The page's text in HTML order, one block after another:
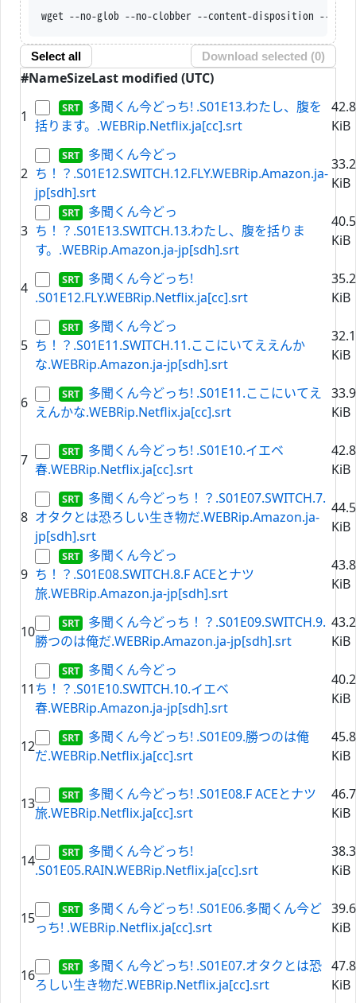
wget --no-glob --no-clobber --content-disposition --trust-server-names --
Select all Download selected (0)
#NameSizeLast modified (UTC)
1
多聞くん今どっち! .S01E13.わたし、腹を
括ります。.WEBRip.Netflix.ja[cc].srt
KiB
2
多聞くん今どっ
ち！？.S01E12.SWITCH.12.FLY.WEBRip.Amazon.ja-
jp[sdh].srt
KiB
3
多聞くん今どっ
ち！？.S01E13.SWITCH.13.わたし、腹を括りま
す。.WEBRip.Amazon.ja-jp[sdh].srt
KiB
4
多聞くん今どっち!
.S01E12.FLY.WEBRip.Netflix.ja[cc].srt
KiB
5
多聞くん今どっ
ち！？.S01E11.SWITCH.11.ここにいてええんか
な.WEBRip.Amazon.ja-jp[sdh].srt
KiB
6
多聞くん今どっち! .S01E11.ここにいてえ
えんかな.WEBRip.Netflix.ja[cc].srt
KiB
7
多聞くん今どっち! .S01E10.イエベ
春.WEBRip.Netflix.ja[cc].srt
KiB
8
多聞くん今どっち！？.S01E07.SWITCH.7.
オタクとは恐ろしい生き物だ.WEBRip.Amazon.ja-
jp[sdh].srt
KiB
9
多聞くん今どっ
ち！？.S01E08.SWITCH.8.F ACEとナツ
旅.WEBRip.Amazon.ja-jp[sdh].srt
KiB
10
多聞くん今どっち！？.S01E09.SWITCH.9.
勝つのは俺だ.WEBRip.Amazon.ja-jp[sdh].srt
KiB
11
多聞くん今どっ
ち！？.S01E10.SWITCH.10.イエベ
春.WEBRip.Amazon.ja-jp[sdh].srt
KiB
12
多聞くん今どっち! .S01E09.勝つのは俺
だ.WEBRip.Netflix.ja[cc].srt
KiB
13
多聞くん今どっち! .S01E08.F ACEとナツ
旅.WEBRip.Netflix.ja[cc].srt
KiB
14
多聞くん今どっち!
.S01E05.RAIN.WEBRip.Netflix.ja[cc].srt
KiB
15
多聞くん今どっち! .S01E06.多聞くん今ど
っち! .WEBRip.Netflix.ja[cc].srt
KiB
16
多聞くん今どっち! .S01E07.オタクとは恐
ろしい生き物だ.WEBRip.Netflix.ja[cc].srt
KiB